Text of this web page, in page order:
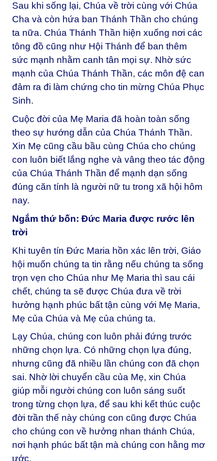
Sau khi sống lại, Chúa về trời cùng với Chúa
Cha và còn hứa ban Thánh Thần cho chúng
ta nữa. Chúa Thánh Thần hiện xuống nơi các
tông đồ cũng như Hội Thánh để ban thêm
sức mạnh nhằm canh tân mọi sự. Nhờ sức
mạnh của Chúa Thánh Thần, các môn đệ can
đảm ra đi làm chứng cho tin mừng Chúa Phục
Sinh.
Cuộc đời của Mẹ Maria đã hoàn toàn sống
theo sự hướng dẫn của Chúa Thánh Thần.
Xin Mẹ cũng cầu bầu cùng Chúa cho chúng
con luôn biết lắng nghe và vâng theo tác động
của Chúa Thánh Thần để mạnh dạn sống
đúng căn tính là người nữ tu trong xã hội hôm
nay.
Ngắm thứ bốn: Đức Maria được rước lên
trời
Khi tuyên tín Đức Maria hồn xác lên trời, Giáo
hội muốn chúng ta tin rằng nếu chúng ta sống
trọn vẹn cho Chúa như Mẹ Maria thì sau cái
chết, chúng ta sẽ được Chúa đưa về trời
hưởng hạnh phúc bất tận cùng với Mẹ Maria,
Mẹ của Chúa và Mẹ của chúng ta.
Lạy Chúa, chúng con luôn phải đứng trước
những chọn lựa. Có những chọn lựa đúng,
nhưng cũng đã nhiều lần chúng con đã chọn
sai. Nhờ lời chuyển cầu của Mẹ, xin Chúa
giúp mỗi người chúng con luôn sáng suốt
trong từng chọn lựa, để sau khi kết thúc cuộc
đời trần thế này chúng con cũng được Chúa
cho chúng con về hưởng nhan thánh Chúa,
nơi hạnh phúc bất tận mà chúng con hằng mơ
ước.